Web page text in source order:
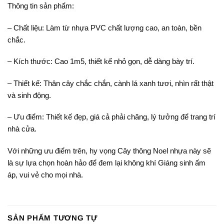
Thông tin sản phẩm:
– Chất liệu: Làm từ nhựa PVC chất lượng cao, an toàn, bền
chắc.
– Kích thước: Cao 1m5, thiết kế nhỏ gọn, dễ dàng bày trí.
– Thiết kế: Thân cây chắc chắn, cành lá xanh tươi, nhìn rất thật
và sinh động.
– Ưu điểm: Thiết kế đẹp, giá cả phải chăng, lý tưởng để trang trí
nhà cửa.
Với những ưu điểm trên, hy vọng Cây thông Noel nhựa này sẽ
là sự lựa chọn hoàn hảo để đem lại không khí Giáng sinh ấm
áp, vui vẻ cho mọi nhà.
SẢN PHẨM TƯƠNG TỰ